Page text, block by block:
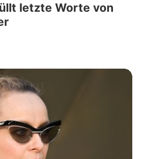
letzte Worte von